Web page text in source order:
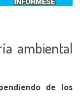
ambiental
de los